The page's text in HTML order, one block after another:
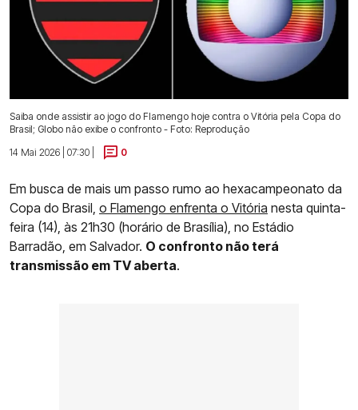
Saiba onde assistir ao jogo do Flamengo hoje contra o Vitória pela Copa do
Brasil; Globo não exibe o confronto - Foto: Reprodução
14 Mai 2026 | 07:30 |
0
Em busca de mais um passo rumo ao hexacampeonato da
Copa do Brasil, o Flamengo enfrenta o Vitória nesta quinta-
feira (14), às 21h30 (horário de Brasília), no Estádio
Barradão, em Salvador. O confronto não terá
transmissão em TV aberta.